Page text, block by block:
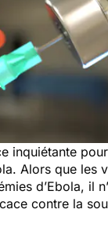
inquiétante
Alors que les
d’Ebola, il
contre la